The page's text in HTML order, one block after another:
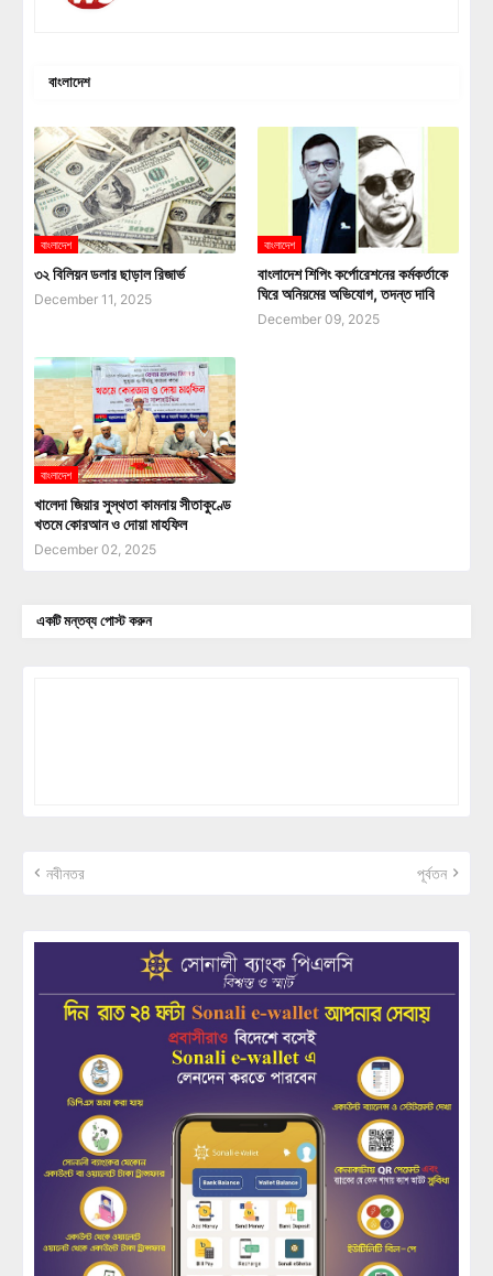
বাংলাদেশ
বাংলাদেশ
৩২ বিলিয়ন ডলার ছাড়াল রিজার্ভ
December 11, 2025
বাংলাদেশ
বাংলাদেশ শিপিং কর্পোরেশনের কর্মকর্তাকে
ঘিরে অনিয়মের অভিযোগ, তদন্ত দাবি
December 09, 2025
বাংলাদেশ
খালেদা জিয়ার সুস্থতা কামনায় সীতাকুণ্ডে
খতমে কোরআন ও দোয়া মাহফিল
December 02, 2025
একটি মন্তব্য পোস্ট করুন
নবীনতর পূর্বতন